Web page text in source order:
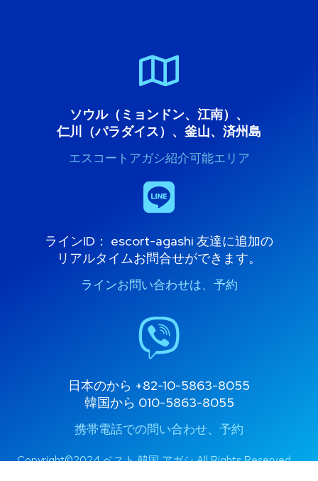
ソウル（ミョンドン、江南）、
仁川（パラダイス）、釜山、済州島
エスコートアガシ紹介可能エリア
ラインID： escort-agashi 友達に追加の
リアルタイムお問合せができます。
ラインお問い合わせは、予約
日本のから +82-10-5863-8055
韓国から 010-5863-8055
携帯電話での問い合わせ、予約
Copyright©2024 ベスト 韓国 アガシ All Rights Reserved。